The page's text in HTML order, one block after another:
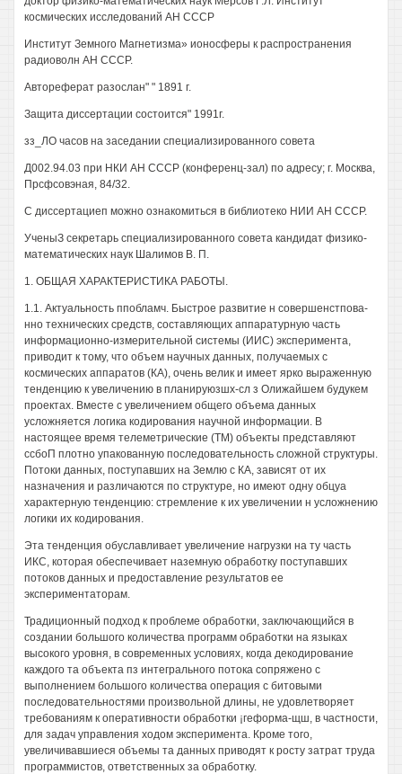
космических исследований АН СССР
Институт Земного Магнетизма» ионосферы к распространения
радиоволн АН СССР.
Автореферат разослан" " 1891 г.
Защита диссертации состоится" 1991г.
зз_ЛО часов на заседании специализированного совета
Д002.94.03 при НКИ АН СССР (конференц-зал) по адресу; г. Москва,
Прсфсовэная, 84/32.
С диссертациеп можно ознакомиться в библиотеко НИИ АН СССР.
УченыЗ секретарь специализированного совета кандидат физико-
математических наук Шалимов В. П.
1. ОБЩАЯ ХАРАКТЕРИСТИКА РАБОТЫ.
1.1. Актуальность ппобламч. Быстрое развитие н совершенстпова-
нно технических средств, составляющих аппаратурную часть
информационно-измерительной системы (ИИС) эксперимента,
приводит к тому, что объем научных данных, получаемых с
космических аппаратов (КА), очень велик и имеет ярко выраженную
тенденцию к увеличению в планируюзшх-сл з Олижайшем будукем
проектах. Вместе с увеличением общего объема данных
усложняется логика кодирования научной информации. В
настоящее время телеметрические (ТМ) объекты представляют
ссбоП плотно упакованную последовательность сложной структуры.
Потоки данных, поступавших на Землю с КА, зависят от их
назначения и различаются по структуре, но имеют одну обцуа
характерную тенденцию: стремление к их увеличении н усложнению
логики их кодирования.
Эта тенденция обуславливает увеличение нагрузки на ту часть
ИКС, которая обеспечивает наземную обработку поступавших
потоков данных и предоставление результатов ее
экспериментаторам.
Традиционный подход к проблеме обработки, заключающийся в
создании большого количества программ обработки на языках
высокого уровня, в современных условиях, когда декодирование
каждого та объекта пз интегрального потока сопряжено с
выполнением большого количества операция с битовыми
последовательностями произвольной длины, не удовлетворяет
требованиям к оперативности обработки ¡геформа-щш, в частности,
для задач управления ходом эксперимента. Кроме того,
увеличивавшиеся объемы та данных приводят к росту затрат труда
программистов, ответственных за обработку.